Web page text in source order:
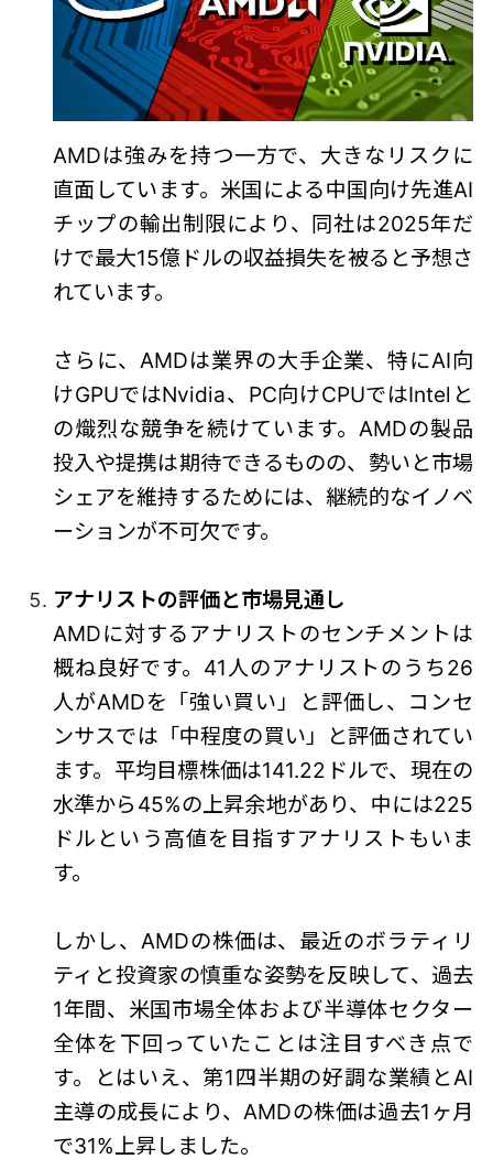
AMDは強みを持つ一方で、大きなリスクに
直面しています。米国による中国向け先進AI
チップの輸出制限により、同社は2025年だ
けで最大15億ドルの収益損失を被ると予想さ
れています。
さらに、AMDは業界の大手企業、特にAI向
けGPUではNvidia、PC向けCPUではIntelと
の熾烈な競争を続けています。AMDの製品
投入や提携は期待できるものの、勢いと市場
シェアを維持するためには、継続的なイノベ
ーションが不可欠です。
アナリストの評価と市場見通し
AMDに対するアナリストのセンチメントは
概ね良好です。41人のアナリストのうち26
人がAMDを「強い買い」と評価し、コンセ
ンサスでは「中程度の買い」と評価されてい
ます。平均目標株価は141.22ドルで、現在の
水準から45%の上昇余地があり、中には225
ドルという高値を目指すアナリストもいま
す。
しかし、AMDの株価は、最近のボラティリ
ティと投資家の慎重な姿勢を反映して、過去
1年間、米国市場全体および半導体セクター
全体を下回っていたことは注目すべき点で
す。とはいえ、第1四半期の好調な業績とAI
主導の成長により、AMDの株価は過去1ヶ月
で31%上昇しました。